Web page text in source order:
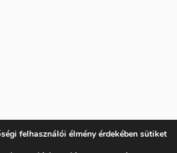
felhasználói élmény érdekében sütiket